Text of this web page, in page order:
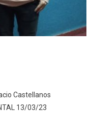
Castellanos
13/03/23